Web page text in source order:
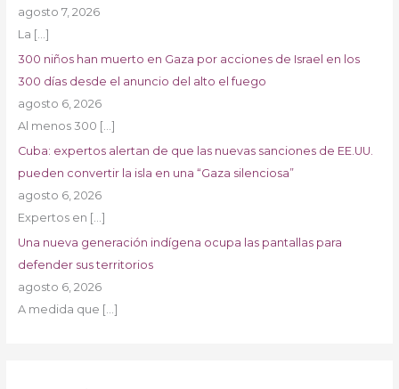
agosto 7, 2026
La […]
300 niños han muerto en Gaza por acciones de Israel en los
300 días desde el anuncio del alto el fuego
agosto 6, 2026
Al menos 300 […]
Cuba: expertos alertan de que las nuevas sanciones de EE.UU.
pueden convertir la isla en una “Gaza silenciosa”
agosto 6, 2026
Expertos en […]
Una nueva generación indígena ocupa las pantallas para
defender sus territorios
agosto 6, 2026
A medida que […]